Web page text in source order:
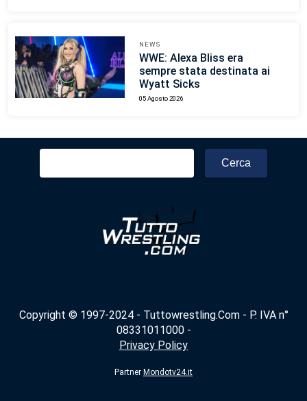
NEWS
WWE: Alexa Bliss era
sempre stata destinata ai
Wyatt Sicks
05 Agosto 2026
Ricerca
Copyright © 1997-2024 - Tuttowrestling.Com - P. IVA n°
08331011000 -
Privacy Policy
Partner Mondotv24.it